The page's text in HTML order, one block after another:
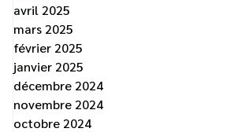
avril 2025
mars 2025
février 2025
janvier 2025
décembre 2024
novembre 2024
octobre 2024